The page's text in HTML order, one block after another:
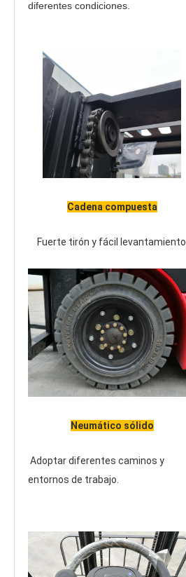
diferentes condiciones.
Cadena compuesta
Fuerte tirón y fácil levantamiento.
Neumático sólido
Adoptar diferentes caminos y
entornos de trabajo.